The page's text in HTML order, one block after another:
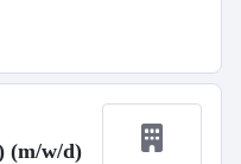
(m/w/d)